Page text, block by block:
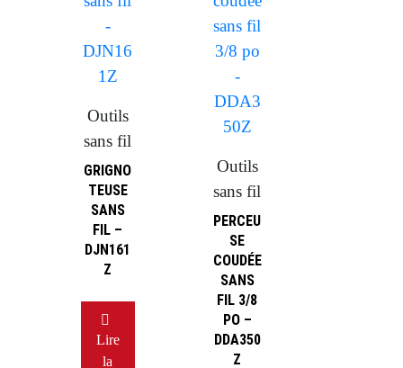
Outils
sans fil
GRIGNO
TEUSE
SANS
FIL –
DJN161
Z
Lire
la
Outils
sans fil
PERCEU
SE
COUDÉE
SANS
FIL 3/8
PO –
DDA350
Z